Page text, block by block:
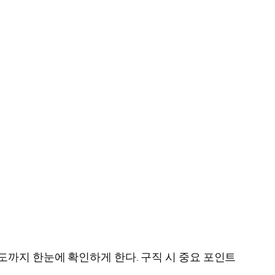
까지 한눈에 확인하게 한다. 구직 시 중요 포인트